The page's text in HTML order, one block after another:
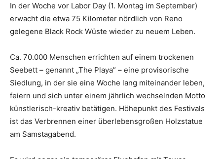
In der Woche vor Labor Day (1. Montag im September)
erwacht die etwa 75 Kilometer nördlich von Reno
gelegene Black Rock Wüste wieder zu neuem Leben.
Ca. 70.000 Menschen errichten auf einem trockenen
Seebett – genannt „The Playa” – eine provisorische
Siedlung, in der sie eine Woche lang miteinander leben,
feiern und sich unter einem jährlich wechselnden Motto
künstlerisch-kreativ betätigen. Höhepunkt des Festivals
ist das Verbrennen einer überlebensgroßen Holzstatue
am Samstagabend.